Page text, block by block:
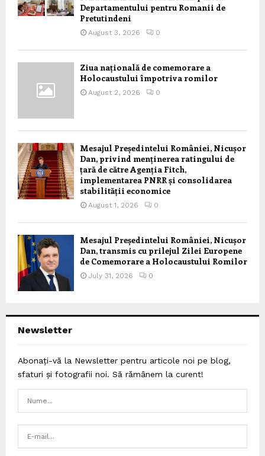
Departamentului pentru Romanii de
Pretutindeni
August 3, 2026 0
Ziua națională de comemorare a
Holocaustului împotriva romilor
August 2, 2026 0
Mesajul Președintelui României, Nicușor
Dan, privind menținerea ratingului de
țară de către Agenția Fitch,
implementarea PNRR și consolidarea
stabilității economice
August 1, 2026 0
Mesajul Președintelui României, Nicușor
Dan, transmis cu prilejul Zilei Europene
de Comemorare a Holocaustului Romilor
July 31, 2026 0
Newsletter
Abonați-vă la Newsletter pentru articole noi pe blog,
sfaturi și fotografii noi. Să rămânem la curent!